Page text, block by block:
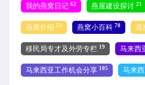
我的燕窝日记 62 燕屋建设探讨 21
燕窝介绍 53 燕窝小百科 70 燕
移民局专才及外劳专栏 19 马来西
马来西亚工作机会分享 105 马来